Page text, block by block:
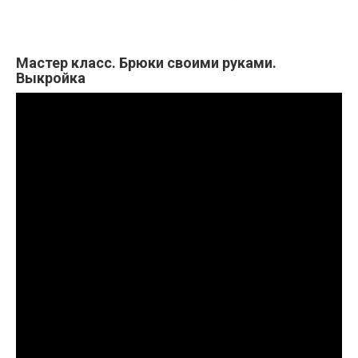
Мастер класс. Брюки своими руками.
Выкройка